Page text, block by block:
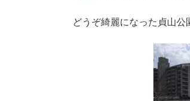
どうぞ綺麗になった貞山公